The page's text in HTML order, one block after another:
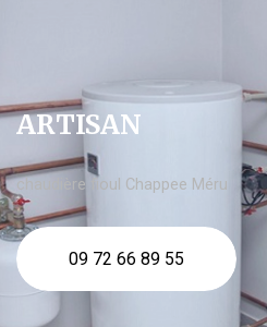
ARTISAN
chaudière fioul Chappee Méru
09 72 66 89 55